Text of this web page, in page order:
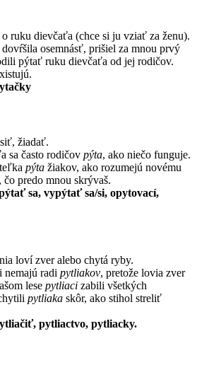
o ruku dievčaťa (chce si ju vziať za ženu).
osemnásť, prišiel za mnou prvý
pýtať ruku dievčaťa od jej rodičov.
žiadať.
sa často rodičov pýta, ako niečo funguje.
pýta žiakov, ako rozumejú novému
čo predo mnou skrývaš.
sa, vypýtať sa/si, opytovací,
loví zver alebo chytá ryby.
radi pytliakov, pretože lovia zver
lese pytliaci zabili všetkých
pytliaka skôr, ako stihol streliť
pytliactvo, pytliacky.